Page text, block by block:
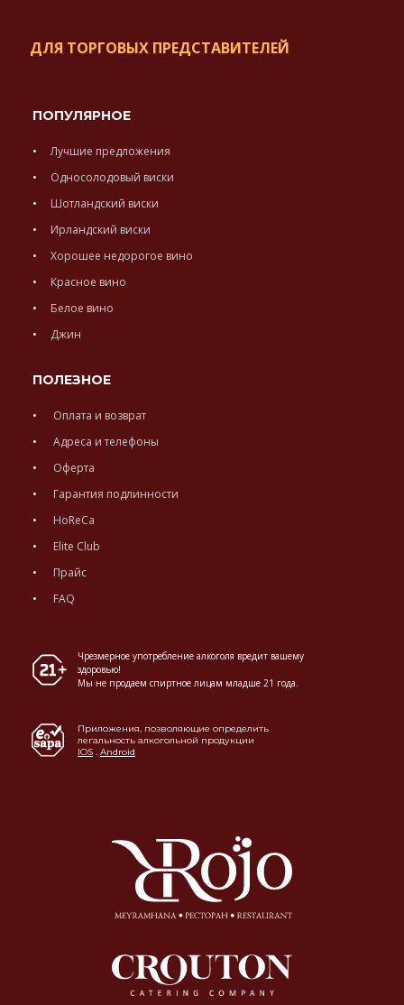
ДЛЯ ТОРГОВЫХ ПРЕДСТАВИТЕЛЕЙ
ПОПУЛЯРНОЕ
Лучшие предложения
Односолодовый виски
Шотландский виски
Ирландский виски
Хорошее недорогое вино
Красное вино
Белое вино
Джин
ПОЛЕЗНОЕ
Оплата и возврат
Адреса и телефоны
Оферта
Гарантия подлинности
HoReCa
Elite Club
Прайс
FAQ
Чрезмерное употребление алкоголя вредит вашему
здоровью!
Мы не продаем спиртное лицам младше 21 года.
Приложения, позволяющие определить
легальность алкогольной продукции
IOS . Android